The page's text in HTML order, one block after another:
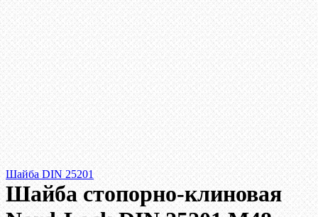
Шайба DIN 25201
Шайба стопорно-клиновая